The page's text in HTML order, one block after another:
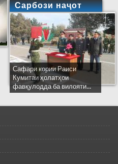
Сарбози наҷот
Сафари кории Раиси
Кумитаи ҳолатҳои
фавқулодда ба вилояти...